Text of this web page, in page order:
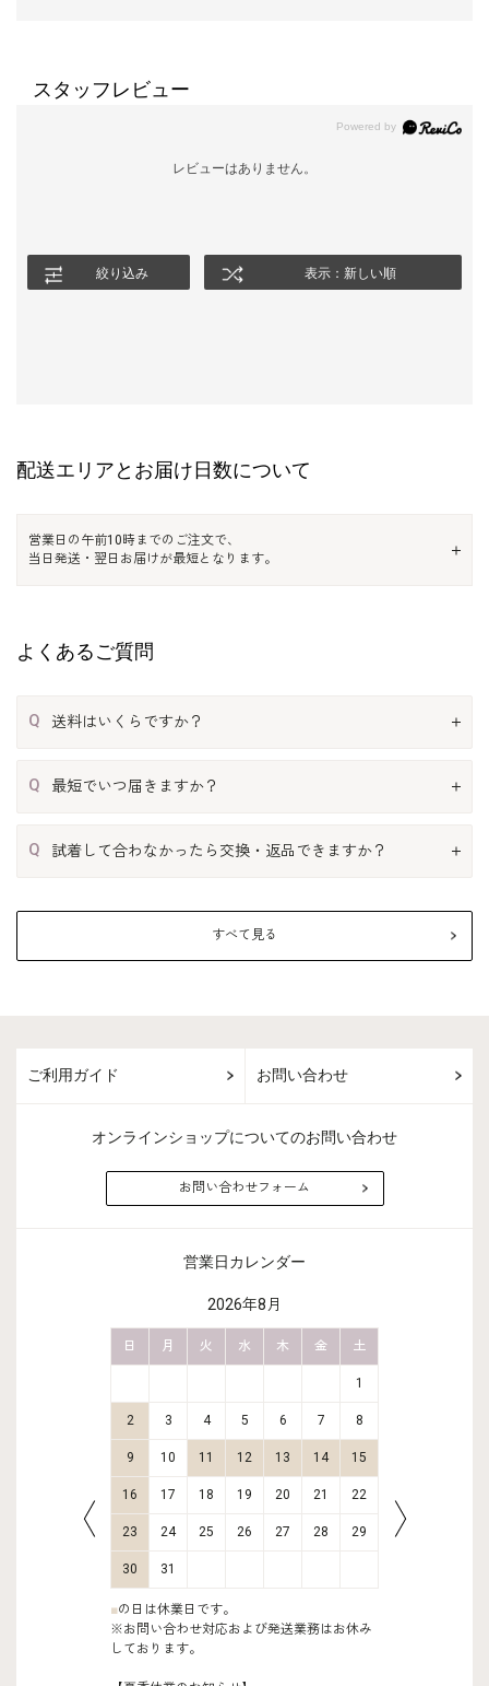
スタッフレビュー
レビューはありません。
絞り込み 表示：新しい順
配送エリアとお届け日数について
営業日の午前10時までのご注文で、
当日発送・翌日お届けが最短となります。
よくあるご質問
Q 送料はいくらですか？
Q 最短でいつ届きますか？
Q 試着して合わなかったら交換・返品できますか？
すべて見る
ご利用ガイド お問い合わせ
オンラインショップについてのお問い合わせ
お問い合わせフォーム
営業日カレンダー
2026年8月
日 月 火 水 木 金 土
1
2 3 4 5 6 7 8
9 10 11 12 13 14 15
16 17 18 19 20 21 22
23 24 25 26 27 28 29
30 31
■の日は休業日です。
※お問い合わせ対応および発送業務はお休み
しております。